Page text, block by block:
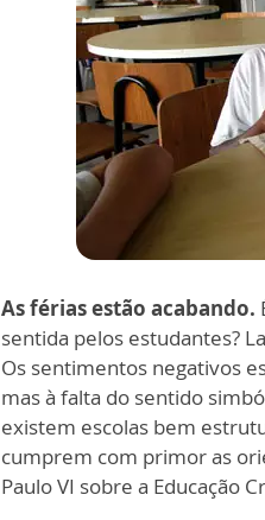
As férias estão acabando.
sentida pelos estudantes?
Os sentimentos negativos
mas à falta do sentido
existem escolas bem
cumprem com primor as
Paulo VI sobre a Educação